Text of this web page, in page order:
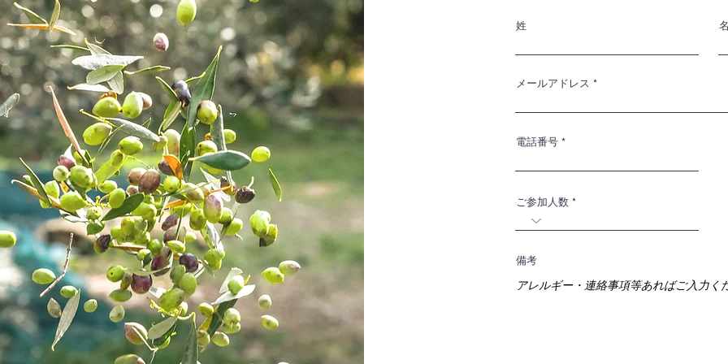
姓
メールアドレス
電話番号
ご参加人数
備考